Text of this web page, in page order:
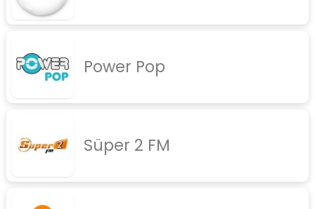
Power Pop
Süper 2 FM